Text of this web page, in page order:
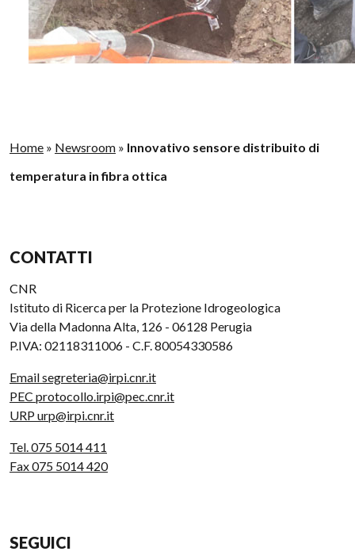
Home » Newsroom » Innovativo sensore distribuito di
temperatura in fibra ottica
CONTATTI
CNR
Istituto di Ricerca per la Protezione Idrogeologica
Via della Madonna Alta, 126 - 06128 Perugia
P.IVA: 02118311006 - C.F. 80054330586
Email segreteria@irpi.cnr.it
PEC protocollo.irpi@pec.cnr.it
URP urp@irpi.cnr.it
Tel. 075 5014 411
Fax 075 5014 420
SEGUICI